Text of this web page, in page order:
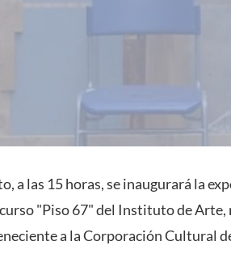
a las 15 horas, se inaugurará la
"Piso 67" del Instituto de Arte,
a la Corporación Cultural